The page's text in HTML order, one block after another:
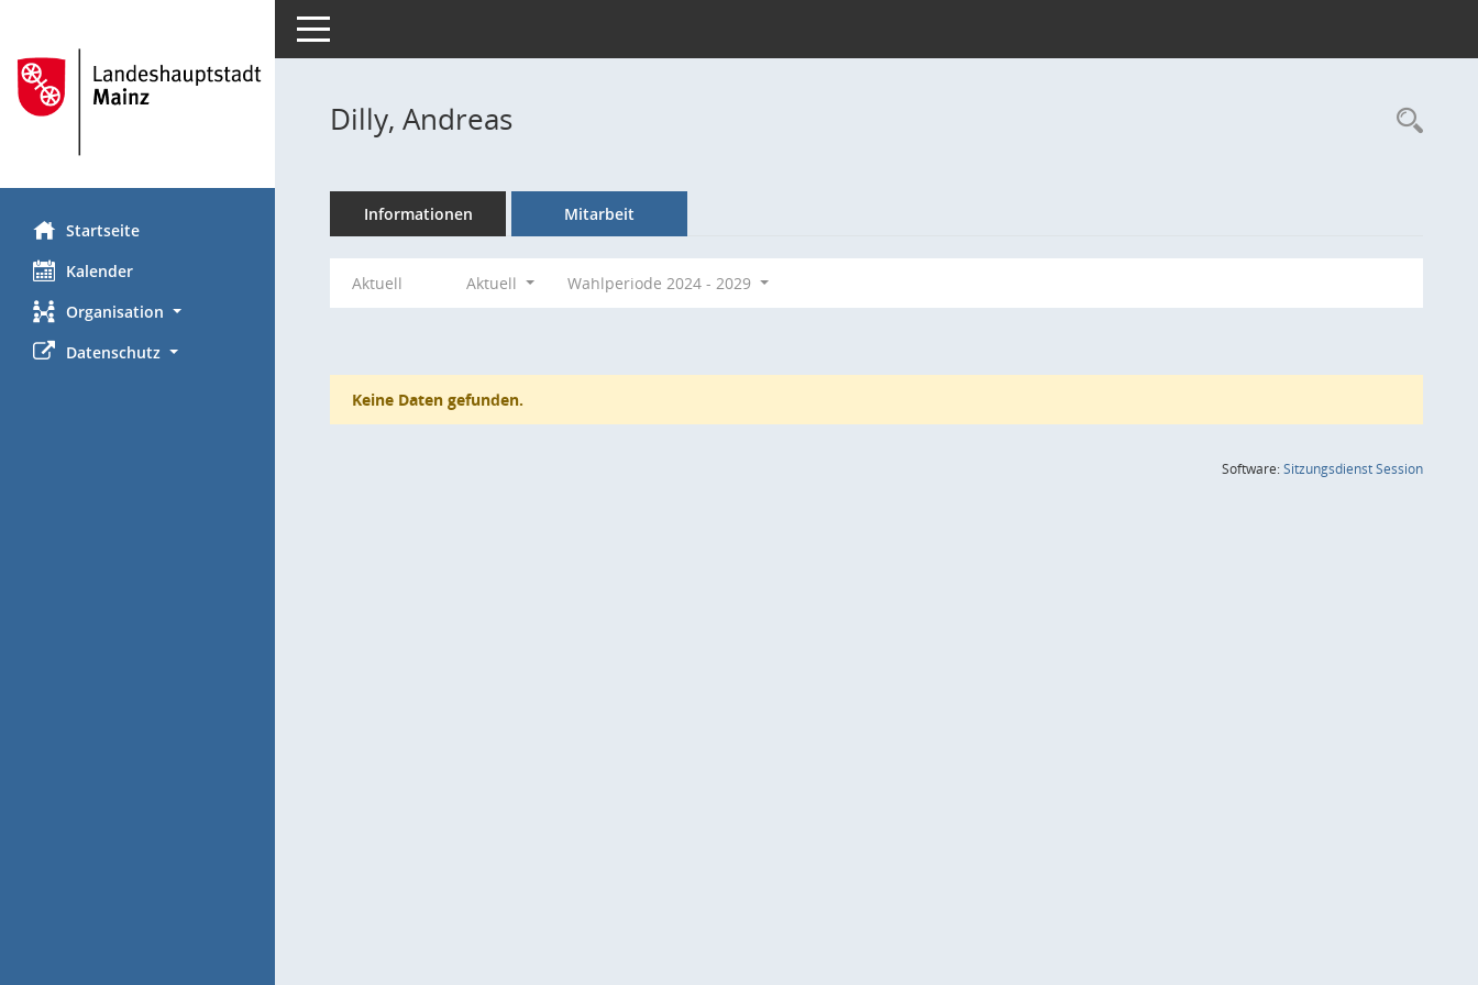
Startseite
Kalender
Organisation
Datenschutz
Toggle navigation
Dilly, Andreas
Informationen Mitarbeit
Aktuell Aktuell Wahlperiode 2024 - 2029
Keine Daten gefunden.
Software:SitzungsdienstSession(Wird in